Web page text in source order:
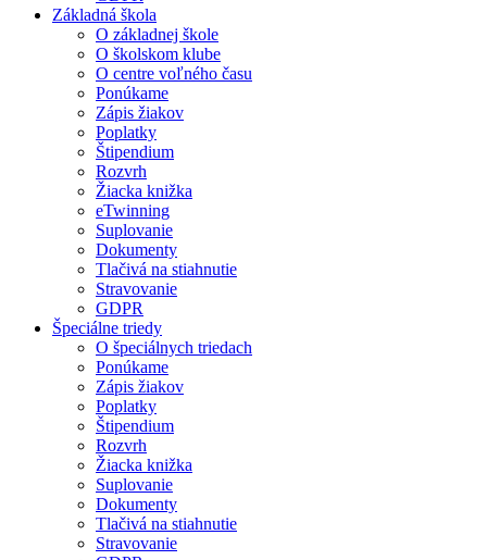
Základná škola
O základnej škole
O školskom klube
O centre voľného času
Ponúkame
Zápis žiakov
Poplatky
Štipendium
Rozvrh
Žiacka knižka
eTwinning
Suplovanie
Dokumenty
Tlačivá na stiahnutie
Stravovanie
GDPR
Špeciálne triedy
O špeciálnych triedach
Ponúkame
Zápis žiakov
Poplatky
Štipendium
Rozvrh
Žiacka knižka
Suplovanie
Dokumenty
Tlačivá na stiahnutie
Stravovanie